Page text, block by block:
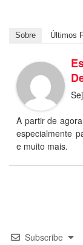
Sobre Últimos
A partir de
especialmente
e muito mais.
Subscribe